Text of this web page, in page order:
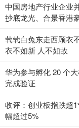
中国房地产行业企业
抄底龙光、合景香港
茕茕白兔东走西顾衣
衣不如新 人不如故
华为参与孵化 20 个
完成验证
收评：创业板指跌超
幅超过5%